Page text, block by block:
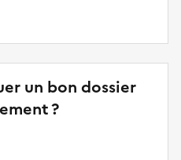
un bon dossier
?